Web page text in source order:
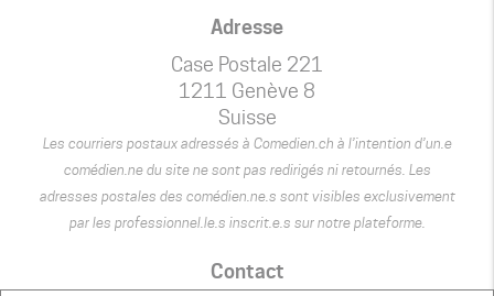
Adresse
Case Postale 221
1211 Genève 8
Suisse
Les courriers postaux adressés à Comedien.ch à l’intention d’un.e
comédien.ne du site ne sont pas redirigés ni retournés. Les
adresses postales des comédien.ne.s sont visibles exclusivement
par les professionnel.le.s inscrit.e.s sur notre plateforme.
Contact